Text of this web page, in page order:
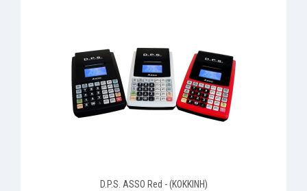
D.P.S. ASSO Red - (ΚΟΚΚΙΝΗ)